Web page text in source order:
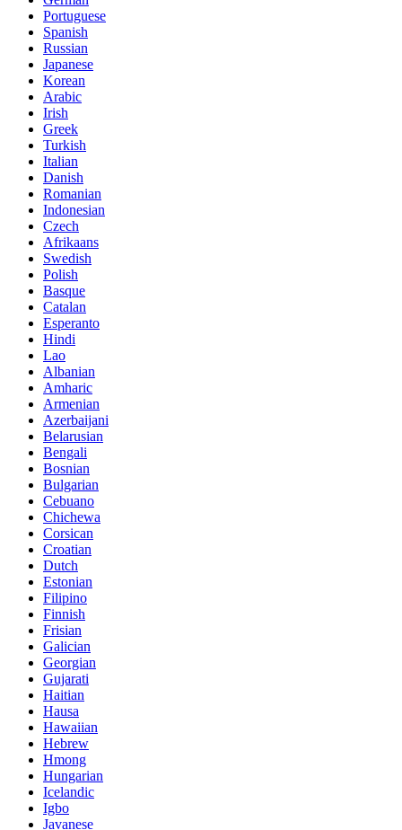
Portuguese
Spanish
Russian
Japanese
Korean
Arabic
Irish
Greek
Turkish
Italian
Danish
Romanian
Indonesian
Czech
Afrikaans
Swedish
Polish
Basque
Catalan
Esperanto
Hindi
Lao
Albanian
Amharic
Armenian
Azerbaijani
Belarusian
Bengali
Bosnian
Bulgarian
Cebuano
Chichewa
Corsican
Croatian
Dutch
Estonian
Filipino
Finnish
Frisian
Galician
Georgian
Gujarati
Haitian
Hausa
Hawaiian
Hebrew
Hmong
Hungarian
Icelandic
Igbo
Javanese